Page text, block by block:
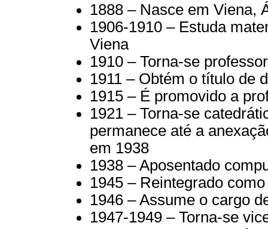
1888 – Nasce em Viena,
1906-1910 – Estuda
Viena
1910 – Torna-se
1911 – Obtém o título de
1915 – É promovido a
1921 – Torna-se
permanece até a
em 1938
1938 – Aposentado
1945 – Reintegrado
1946 – Assume o cargo
1947-1949 – Torna-se